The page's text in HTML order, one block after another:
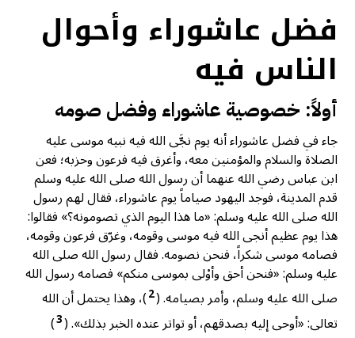
فضل عاشوراء وأحوال
الناس فيه
أولاً: خصوصية عاشوراء وفضل صومه
جاء في فضل عاشوراء أنه يوم نجَّى الله فيه نبيه موسى عليه
الصلاة والسلام والمؤمنين معه، وأغرق فيه فرعون وحزبه؛ فعن
ابن عباس رضي الله عنهما أن رسول الله صلى الله عليه وسلم
قدم المدينة، فوجد اليهود صياماً يوم عاشوراء، فقال لهم رسول
الله صلى الله عليه وسلم: «ما هذا اليوم الذي تصومونه؟» فقالوا:
هذا يوم عظيم أنجى الله فيه موسى وقومه، وغرّق فرعون وقومه،
فصامه موسى شكراً، فنحن نصومه. فقال رسول الله صلى الله
عليه وسلم: «فنحن أحق وأوْلى بموسى منكم» فصامه رسول الله
صلى الله عليه وسلم، وأمر بصيامه. (2)، وهذا يحتمل أن الله
تعالى: «أوحى إليه بصدقهم، أو تواتر عنده الخبر بذلك». (3
)